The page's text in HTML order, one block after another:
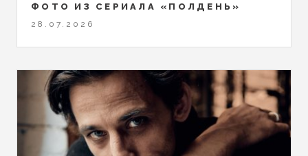
ФОТО ИЗ СЕРИАЛА «ПОЛДЕНЬ»
28.07.2026